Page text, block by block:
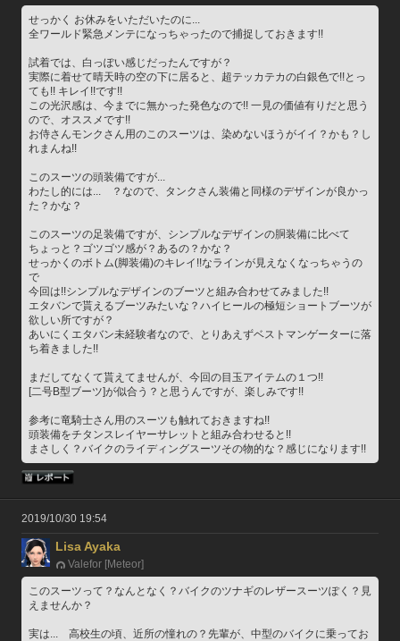
せっかく お休みをいただいたのに...
全ワールド緊急メンテになっちゃったので捕捉しておきます!!
試着では、白っぽい感じだったんですが？
実際に着せて晴天時の空の下に居ると、超テッカテカの白銀色で!!とっ
ても!! キレイ!!です!!
この光沢感は、今までに無かった発色なので!! 一見の価値有りだと思う
ので、オススメです!!
お侍さんモンクさん用のこのスーツは、染めないほうがイイ？かも？し
れまんね!!
このスーツの頭装備ですが...
わたし的には...　？なので、タンクさん装備と同様のデザインが良かっ
た？かな？
このスーツの足装備ですが、シンプルなデザインの胴装備に比べて
ちょっと？ゴツゴツ感が？あるの？かな？
せっかくのボトム(脚装備)のキレイ!!なラインが見えなくなっちゃうの
で
今回は!!シンプルなデザインのブーツと組み合わせてみました!!
エタバンで貰えるブーツみたいな？ハイヒールの極短ショートブーツが
欲しい所ですが？
あいにくエタバン未経験者なので、とりあえずベストマンゲーターに落
ち着きました!!
まだしてなくて貰えてませんが、今回の目玉アイテムの１つ!!
[二号B型ブーツ]が似合う？と思うんですが、楽しみです!!
参考に竜騎士さん用のスーツも触れておきますね!!
頭装備をチタンスレイヤーサレットと組み合わせると!!
まさしく？バイクのライディングスーツその物的な？感じになります!!
2019/10/30 19:54
Lisa Ayaka
Valefor [Meteor]
このスーツって？なんとなく？バイクのツナギのレザースーツぽく？見
えませんか？
実は...　高校生の頃、近所の憧れの？先輩が、中型のバイクに乗ってお